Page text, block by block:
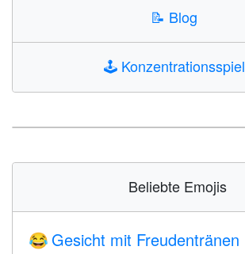
📝 Blog
🕹️ Konzentrationsspiel
Beliebte Emojis
😂 Gesicht mit Freudentränen